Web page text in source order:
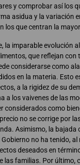
y comprobar así los
asidua y la variación
los que centran la
la imparable evolución
que reflejan con
considerarse como
en la materia. Esto
a la rigidez de su
a los vaivenes de las
considerados como
no se corrige por
Asimismo, la bajada
no ha tenido, al
deseados en
las familias. Por último,